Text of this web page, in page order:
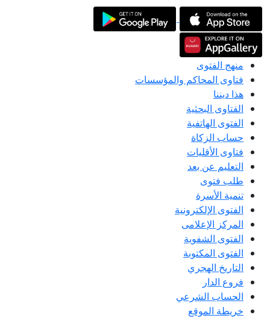
منهج الفتوى
فتاوى المحاكم والمؤسسات
هذا ديننا
الفتاوى البحثية
الفتوى الهاتفية
حساب الزكاة
فتاوى الأقليات
التعليم عن بعد
طلب فتوى
تنمية الأسرة
الفتوى الإلكترونية
المركز الإعلامى
الفتوى الشفوية
الفتوى المكتوبة
التاريخ الهجري
فروع الدار
الحساب الشرعي
خريطة الموقع